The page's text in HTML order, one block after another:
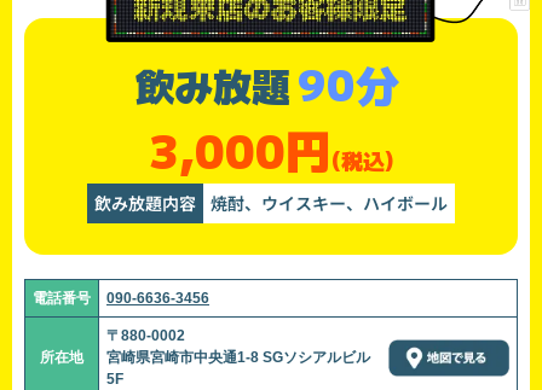
飲み放題90分
3,000円(税込)
飲み放題内容 焼酎、ウイスキー、ハイボール
電話番号 090-6636-3456
所在地
〒880-0002
宮崎県宮崎市中央通1-8 SGソシアルビル
5F